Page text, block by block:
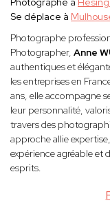
Se déplace à
Photographe
Photographer, Anne
authentiques et
les entreprises en
ans, elle accompagne
leur personnalité,
travers des
approche allie
expérience agréable et
esprits.